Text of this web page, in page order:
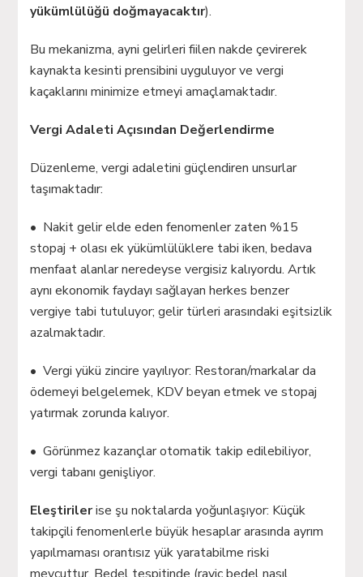
yükümlülüğü doğmayacaktır).
Bu mekanizma, ayni gelirleri fiilen nakde çevirerek
kaynakta kesinti prensibini uyguluyor ve vergi
kaçaklarını minimize etmeyi amaçlamaktadır.
Vergi Adaleti Açısından Değerlendirme
Düzenleme, vergi adaletini güçlendiren unsurlar
taşımaktadır:
• Nakit gelir elde eden fenomenler zaten %15
stopaj + olası ek yükümlülüklere tabi iken, bedava
menfaat alanlar neredeyse vergisiz kalıyordu. Artık
aynı ekonomik faydayı sağlayan herkes benzer
vergiye tabi tutuluyor; gelir türleri arasındaki eşitsizlik
azalmaktadır.
• Vergi yükü zincire yayılıyor: Restoran/markalar da
ödemeyi belgelemek, KDV beyan etmek ve stopaj
yatırmak zorunda kalıyor.
• Görünmez kazançlar otomatik takip edilebiliyor,
vergi tabanı genişliyor.
Eleştirilerise şu noktalarda yoğunlaşıyor: Küçük
takipçili fenomenlerle büyük hesaplar arasında ayrım
yapılmaması orantısız yük yaratabilme riski